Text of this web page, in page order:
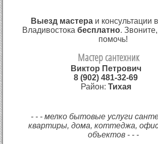
Выезд мастераи консультации
Владивостока бесплатно.
помочь!
Мастер сантехник
Виктор Петрович
8 (902) 481-32-69
Район: Тихая
- - - мелко бытовые услуги
квартиры, дома, коттеджа,
объектов - - -